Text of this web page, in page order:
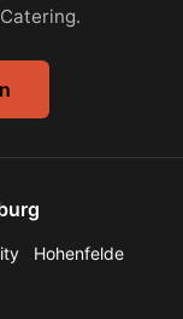
Hohenfelde